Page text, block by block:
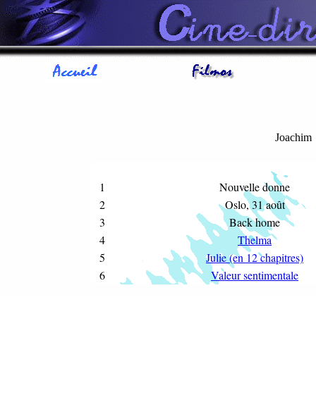
Joachim
1
Nouvelle donne
2
Oslo, 31 août
3
Back home
4
Thelma
5
Julie (en 12 chapitres)
6
Valeur sentimentale